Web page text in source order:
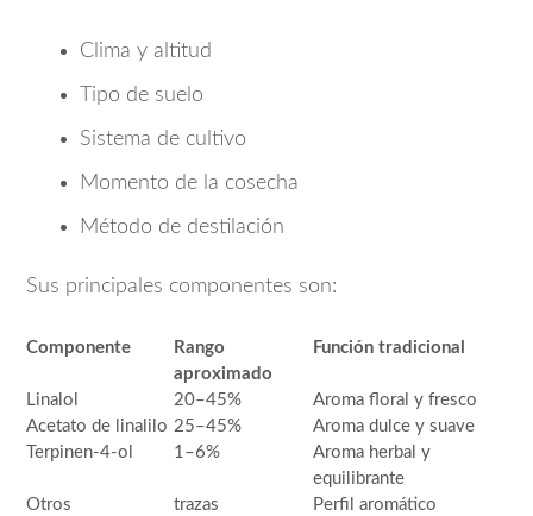
Clima y altitud
Tipo de suelo
Sistema de cultivo
Momento de la cosecha
Método de destilación
Sus principales componentes son:
Componente
Rango
aproximado
Función tradicional
Linalol 20–45%
Aroma floral y fresco
Acetato de linalilo 25–45%
Aroma dulce y suave
Terpinen-4-ol
1–6%
Aroma herbal y
equilibrante
Otros
trazas
Perfil aromático